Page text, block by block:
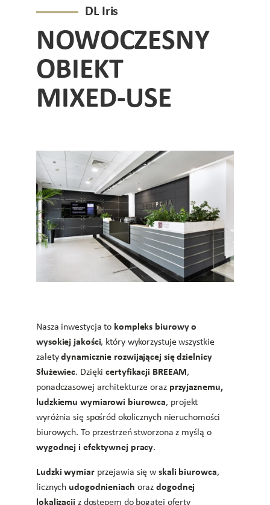
DL Iris
NOWOCZESNY
OBIEKT
MIXED-USE
Nasza inwestycja to kompleks biurowy o
wysokiej jakości, który wykorzystuje wszystkie
zaletydynamicznie rozwijającej się dzielnicy
Służewiec. Dziękicertyfikacji BREEAM,
ponadczasowej architekturze oraz przyjaznemu,
ludzkiemu wymiarowi biurowca, projekt
wyróżnia się spośród okolicznych nieruchomości
biurowych. To przestrzeń stworzona z myślą o
wygodnej i efektywnej pracy.
Ludzki wymiarprzejawia się wskali biurowca,
licznych udogodnieniach orazdogodnej
lokalizacji z dostępem do bogatej oferty